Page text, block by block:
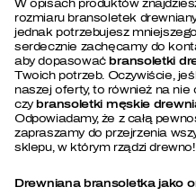
W opisach produktów
rozmiaru bransoletek
jednak potrzebujesz
serdecznie zachęcamy do
aby dopasować bransoletki
Twoich potrzeb. Oczywiście,
naszej oferty, to również na
czy bransoletki męskie
Odpowiadamy, że z całą
zapraszamy do przejrzenia
sklepu, w którym rządzi drewno!
Drewniana bransoletka jako